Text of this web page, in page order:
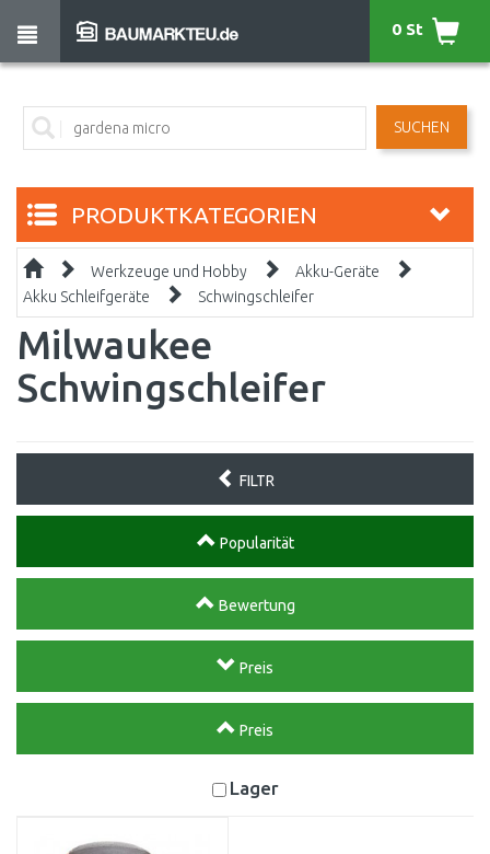
SUCHEN
0 St
PRODUKTKATEGORIEN
Werkzeuge und Hobby
Akku-Geräte
Akku Schleifgeräte
Schwingschleifer
Milwaukee
Schwingschleifer
FILTR
Popularität
Bewertung
Preis
Preis
Lager